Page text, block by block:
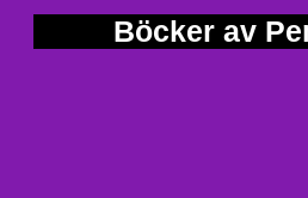
Böcker av